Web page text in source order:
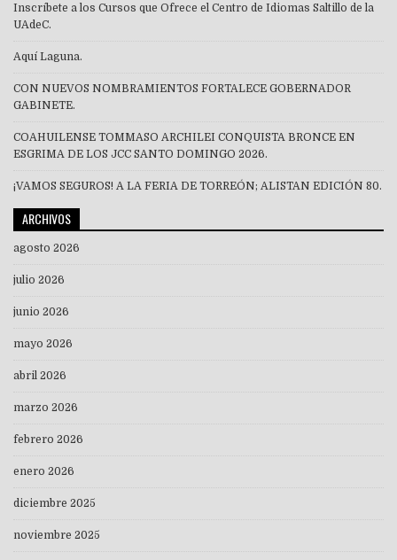
Inscríbete a los Cursos que Ofrece el Centro de Idiomas Saltillo de la
UAdeC.
Aquí Laguna.
CON NUEVOS NOMBRAMIENTOS FORTALECE GOBERNADOR
GABINETE.
COAHUILENSE TOMMASO ARCHILEI CONQUISTA BRONCE EN
ESGRIMA DE LOS JCC SANTO DOMINGO 2026.
¡VAMOS SEGUROS! A LA FERIA DE TORREÓN; ALISTAN EDICIÓN 80.
ARCHIVOS
agosto 2026
julio 2026
junio 2026
mayo 2026
abril 2026
marzo 2026
febrero 2026
enero 2026
diciembre 2025
noviembre 2025